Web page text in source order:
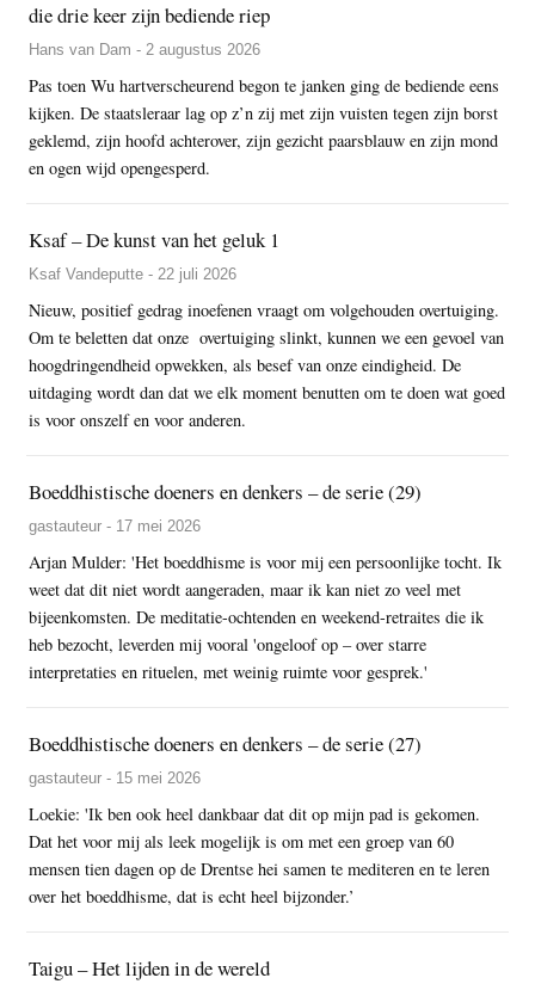
die drie keer zijn bediende riep
Hans van Dam - 2 augustus 2026
Pas toen Wu hartverscheurend begon te janken ging de bediende eens
kijken. De staatsleraar lag op z’n zij met zijn vuisten tegen zijn borst
geklemd, zijn hoofd achterover, zijn gezicht paarsblauw en zijn mond
en ogen wijd opengesperd.
Ksaf – De kunst van het geluk 1
Ksaf Vandeputte - 22 juli 2026
Nieuw, positief gedrag inoefenen vraagt om volgehouden overtuiging.
Om te beletten dat onze overtuiging slinkt, kunnen we een gevoel van
hoogdringendheid opwekken, als besef van onze eindigheid. De
uitdaging wordt dan dat we elk moment benutten om te doen wat goed
is voor onszelf en voor anderen.
Boeddhistische doeners en denkers – de serie (29)
gastauteur - 17 mei 2026
Arjan Mulder: 'Het boeddhisme is voor mij een persoonlijke tocht. Ik
weet dat dit niet wordt aangeraden, maar ik kan niet zo veel met
bijeenkomsten. De meditatie-ochtenden en weekend-retraites die ik
heb bezocht, leverden mij vooral 'ongeloof op – over starre
interpretaties en rituelen, met weinig ruimte voor gesprek.'
Boeddhistische doeners en denkers – de serie (27)
gastauteur - 15 mei 2026
Loekie: 'Ik ben ook heel dankbaar dat dit op mijn pad is gekomen.
Dat het voor mij als leek mogelijk is om met een groep van 60
mensen tien dagen op de Drentse hei samen te mediteren en te leren
over het boeddhisme, dat is echt heel bijzonder.’
Taigu – Het lijden in de wereld